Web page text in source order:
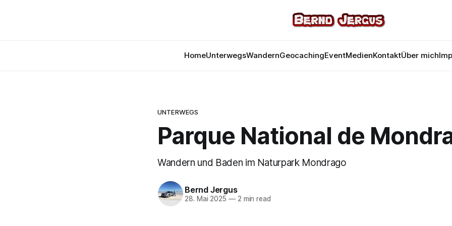
HomeUnterwegsWandernGeocachingEventMedienKontaktÜber mich
UNTERWEGS
Parque National de
Wandern und Baden im Naturpark Mondrago
Bernd Jergus
28. Mai 2025 —2 min read